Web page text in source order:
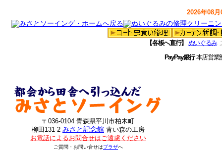
2026年08
【各板へ直行】 ぬいぐるみ
PayPay銀行本店営
〒036-0104 青森県平川市柏木町
柳田131-2 みさと記念館 青い森の工房
お電話によるお問合せはご遠慮ください
ご質問・お問い合せはプラザへ